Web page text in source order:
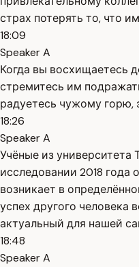
страх потерять то, что
18:09
Speaker A
Когда вы восхищаетесь
стремитесь им
радуетесь чужому горю,
18:26
Speaker A
Учёные из университета
исследовании 2018 года
возникает в
успех другого человека
актуальный для нашей
18:48
Speaker A